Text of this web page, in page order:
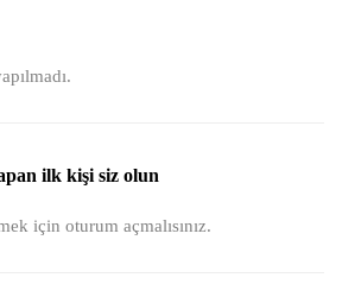
ilk kişi siz olun
için oturum açmalısınız.